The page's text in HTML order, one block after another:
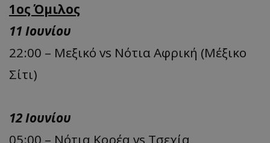
1ος Όμιλος
11 Ιουνίου
22:00 – Μεξικό vs Νότια Αφρική (Μέξικο
Σίτι)
12 Ιουνίου
05:00 – Νότια Κορέα vs Τσεχία